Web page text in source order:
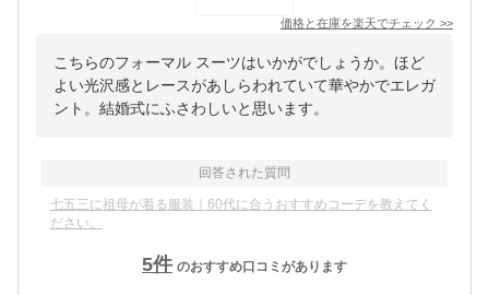
価格と在庫を楽天でチェック >>
こちらのフォーマル スーツはいかがでしょうか。ほど
よい光沢感とレースがあしらわれていて華やかでエレガ
ント。結婚式にふさわしいと思います。
回答された質問
七五三に祖母が着る服装｜60代に合うおすすめコーデを教えてく
ださい。
5件 のおすすめ口コミがあります